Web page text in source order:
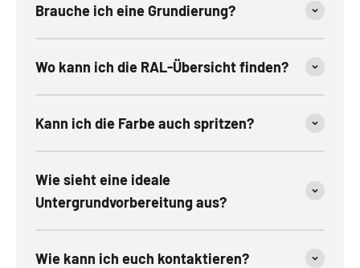
Brauche ich eine Grundierung?
Wo kann ich die RAL-Übersicht finden?
Kann ich die Farbe auch spritzen?
Wie sieht eine ideale
Untergrundvorbereitung aus?
Wie kann ich euch kontaktieren?